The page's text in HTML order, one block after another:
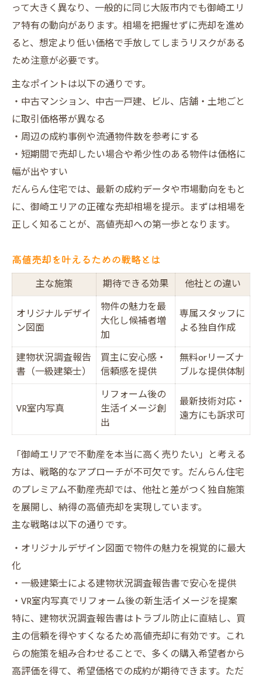
不動産売却で後悔しないための秘訣
御崎エリアの不動産を本当に高く売る方法
御崎で高値売却を目指す戦略比較
不動産売却の成功事例から学ぶコツ
だんらん住宅の直接買取とオークション活
用
集客力アップのための最新手法
御崎エリアの物件特性を活かす方法
VR活用で魅力が伝わる最新売却戦略とは
VR室内写真で変わる不動産売却体験
リフォーム提案が高値売却に繋がる理由
VR活用のメリットとデメリット比較
最新技術で不動産売却が進化する
って大きく異なり、一般的に同じ大阪市内でも御崎エリ
ア特有の動向があります。相場を把握せずに売却を進め
ると、想定より低い価格で手放してしまうリスクがある
ため注意が必要です。
主なポイントは以下の通りです。
・中古マンション、中古一戸建、ビル、店舗・土地ごと
に取引価格帯が異なる
・周辺の成約事例や流通物件数を参考にする
・短期間で売却したい場合や希少性のある物件は価格に
幅が出やすい
だんらん住宅では、最新の成約データや市場動向をもと
に、御崎エリアの正確な売却相場を提示。まずは相場を
正しく知ることが、高値売却への第一歩となります。
高値売却を叶えるための戦略とは
主な施策 期待できる効果
他社との違い
オリジナルデザイ
ン図面
物件の魅力を最
大化し候補者増
加
専属スタッフに
よる独自作成
建物状況調査報告
書（一級建築士）
買主に安心感・
信頼感を提供
無料orリーズナ
ブルな提供体制
VR室内写真
リフォーム後の
生活イメージ創
出
最新技術対応・
遠方にも訴求可
「御崎エリアで不動産を本当に高く売りたい」と考える
方は、戦略的なアプローチが不可欠です。だんらん住宅
のプレミアム不動産売却では、他社と差がつく独自施策
を展開し、納得の高値売却を実現しています。
主な戦略は以下の通りです。
・オリジナルデザイン図面で物件の魅力を視覚的に最大
化
・一級建築士による建物状況調査報告書で安心を提供
・VR室内写真でリフォーム後の新生活イメージを提案
特に、建物状況調査報告書はトラブル防止に直結し、買
主の信頼を得やすくなるため高値売却に有効です。これ
らの施策を組み合わせることで、多くの購入希望者から
高評価を得て、希望価格での成約が期待できます。ただ